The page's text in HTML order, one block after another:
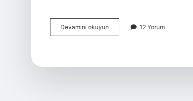
Devamını okuyun
Şiir
12 Yorum